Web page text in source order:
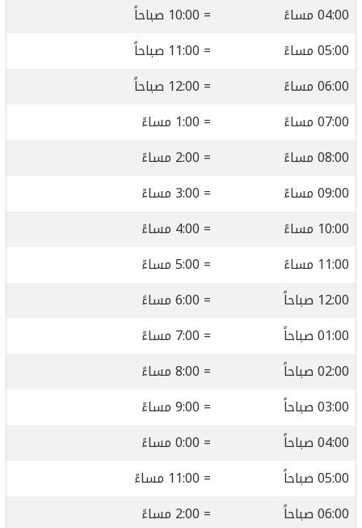
04:00 مساءً
= 10:00 صباحاً
05:00 مساءً
= 11:00 صباحاً
06:00 مساءً
= 12:00 صباحاً
07:00 مساءً
= 1:00 مساءً
08:00 مساءً
= 2:00 مساءً
09:00 مساءً
= 3:00 مساءً
10:00 مساءً
= 4:00 مساءً
11:00 مساءً
= 5:00 مساءً
12:00 صباحاً
= 6:00 مساءً
01:00 صباحاً
= 7:00 مساءً
02:00 صباحاً
= 8:00 مساءً
03:00 صباحاً
= 9:00 مساءً
04:00 صباحاً
= 0:00 مساءً
05:00 صباحاً
= 11:00 مساءً
06:00 صباحاً
= 2:00 مساءً